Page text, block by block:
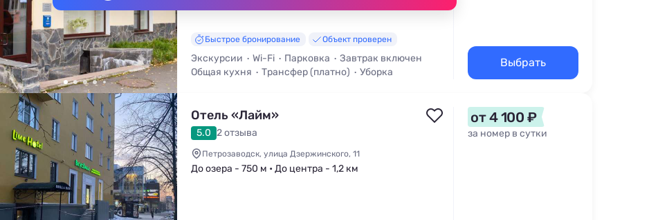
Быстрое бронирование Объект проверен
Экскурсии Wi-Fi Парковка
Завтрак включен
Общая кухня
Трансфер (платно) Уборка
Выбрать
Отель «Лайм»
5.0 2 отзыва
Петрозаводск, улица Дзержинского, 11
До озера - 750 м • До центра - 1,2 км
от 4 100 ₽
за номер в сутки